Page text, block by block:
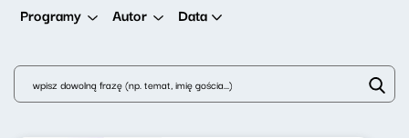
Programy Autor Data